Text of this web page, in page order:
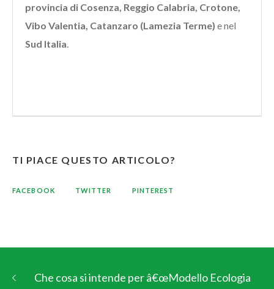
provincia di Cosenza, Reggio Calabria, Crotone,
Vibo Valentia, Catanzaro (Lamezia Terme) e nel
Sud Italia.
TI PIACE QUESTO ARTICOLO?
FACEBOOK TWITTER PINTEREST
Che cosa si intende per â€œModello Ecologia